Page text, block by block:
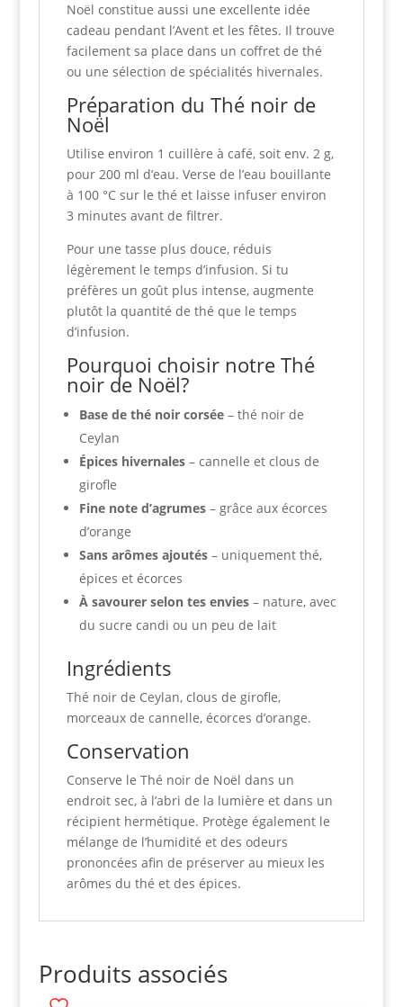
Noël constitue aussi une excellente idée
cadeau pendant l’Avent et les fêtes. Il trouve
facilement sa place dans un coffret de thé
ou une sélection de spécialités hivernales.
Préparation du Thé noir de
Noël
Utilise environ 1 cuillère à café, soit env. 2 g,
pour 200 ml d’eau. Verse de l’eau bouillante
à 100 °C sur le thé et laisse infuser environ
3 minutes avant de filtrer.
Pour une tasse plus douce, réduis
légèrement le temps d’infusion. Si tu
préfères un goût plus intense, augmente
plutôt la quantité de thé que le temps
d’infusion.
Pourquoi choisir notre Thé
noir de Noël?
Base de thé noir corsée– thé noir de
Ceylan
Épices hivernales– cannelle et clous de
girofle
Fine note d’agrumes– grâce aux écorces
d’orange
Sans arômes ajoutés– uniquement thé,
épices et écorces
À savourer selon tes envies– nature, avec
du sucre candi ou un peu de lait
Ingrédients
Thé noir de Ceylan, clous de girofle,
morceaux de cannelle, écorces d’orange.
Conservation
Conserve le Thé noir de Noël dans un
endroit sec, à l’abri de la lumière et dans un
récipient hermétique. Protège également le
mélange de l’humidité et des odeurs
prononcées afin de préserver au mieux les
arômes du thé et des épices.
Produits associés